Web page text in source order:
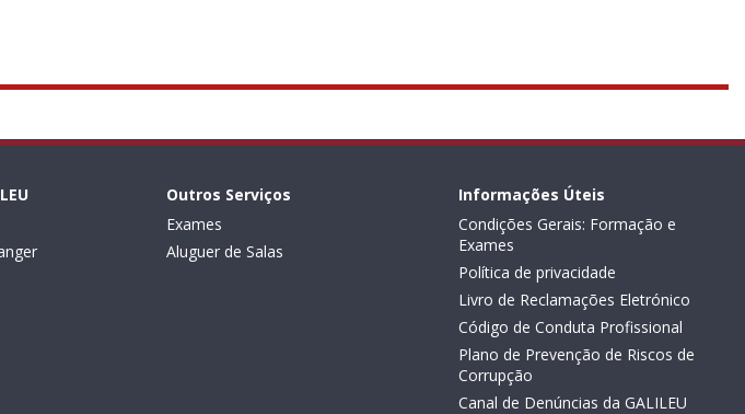
Outros Serviços
Exames
Aluguer de Salas
Informações Úteis
Condições Gerais: Formação e
Exames
Política de privacidade
Livro de Reclamações Eletrónico
Código de Conduta Profissional
Plano de Prevenção de Riscos de
Corrupção
Canal de Denúncias da GALILEU